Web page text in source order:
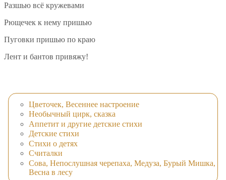
Разшью всё кружевами
Рющечек к нему пришью
Пуговки пришью по краю
Лент и бантов привяжу!
Цветочек, Весеннее настроение
Необычный цирк, сказка
Аппетит и другие детские стихи
Детские стихи
Стихи о детях
Считалки
Сова, Непослушная черепаха, Медуза, Бурый Мишка,
Весна в лесу